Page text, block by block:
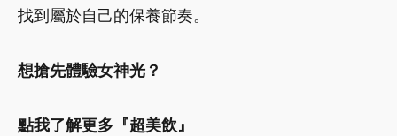
找到屬於自己的保養節奏。
想搶先體驗女神光？
點我了解更多『超美飲』